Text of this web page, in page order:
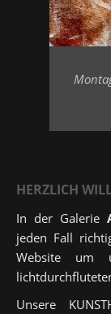
HERZLICH
In der Galerie
jeden Fall
Website um
Unsere